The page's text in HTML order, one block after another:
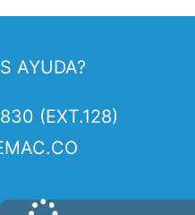
AYUDA?
(EXT.128)